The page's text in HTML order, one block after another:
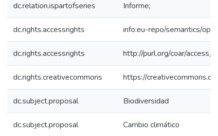
dc.relation.ispartofseries Informe;
dc.rights.accessrights info:eu-repo/semantics/
dc.rights.accessrights http://purl.org/coar/
dc.rights.creativecommons https://
dc.subject.proposal Biodiversidad
dc.subject.proposal Cambio climático